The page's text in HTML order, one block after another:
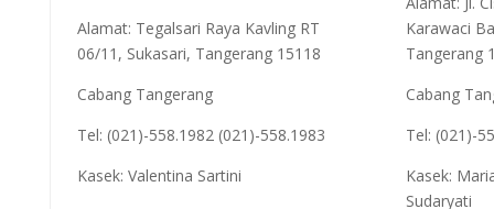
Alamat: Tegalsari Raya Kavling RT
06/11, Sukasari, Tangerang 15118
Cabang Tangerang
Tel: (021)-558.1982 (021)-558.1983
Kasek: Valentina Sartini
Karawaci
Tangerang
Cabang
Tel: (021)-
Kasek:
Sudaryati